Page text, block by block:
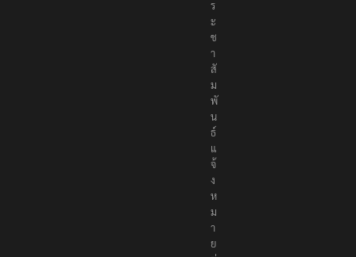
ว
ป
ร
ะ
ช
า
สั
ม
พั
น
ธ์
แ
จ้
ง
ห
ม